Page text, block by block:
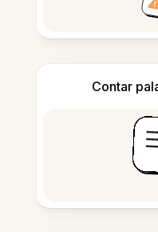
Contar